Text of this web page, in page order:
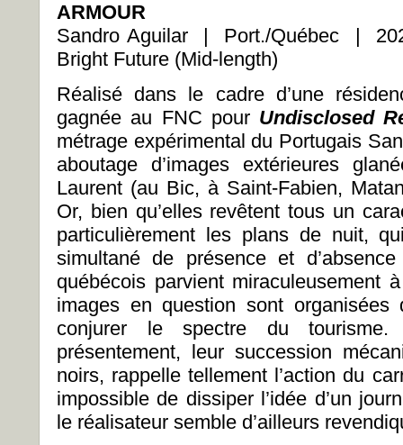
ARMOUR
Sandro Aguilar | Port./Québec |
Bright Future (Mid-length)
Réalisé dans le cadre d’une
gagnée au FNC pour Undisclosed
métrage expérimental du Portugais
aboutage d’images extérieures
Laurent (au Bic, à Saint-Fabien,
Or, bien qu’elles revêtent tous un
particulièrement les plans de nuit,
simultané de présence et
québécois parvient miraculeusement
images en question sont organisées
conjurer le spectre du tourisme.
présentement, leur succession
noirs, rappelle tellement l’action du
impossible de dissiper l’idée d’un
le réalisateur semble d’ailleurs